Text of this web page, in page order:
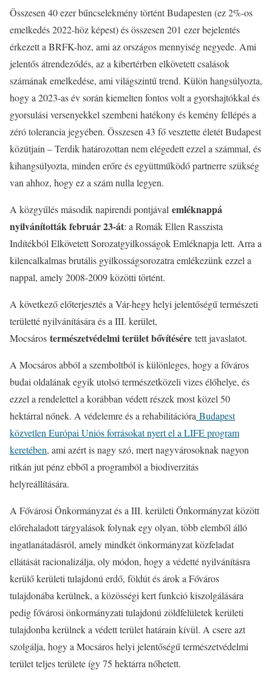
Összesen 40 ezer bűncselekmény történt Budapesten (ez 2%-os
emelkedés 2022-höz képest) és összesen 201 ezer bejelentés
érkezett a BRFK-hoz, ami az országos mennyiség negyede. Ami
jelentős átrendeződés, az a kibertérben elkövetett csalások
számának emelkedése, ami világszintű trend. Külön hangsúlyozta,
hogy a 2023-as év során kiemelten fontos volt a gyorshajtókkal és
gyorsulási versenyekkel szembeni hatékony és kemény fellépés a
zéró tolerancia jegyében. Összesen 43 fő vesztette életét Budapest
közútjain – Terdik határozottan nem elégedett ezzel a számmal, és
kihangsúlyozta, minden erőre és együttműködő partnerre szükség
van ahhoz, hogy ez a szám nulla legyen.
A közgyűlés második napirendi pontjával emléknappá
nyilvánították február 23-át: a Romák Ellen Rasszista
Indítékból Elkövetett Sorozatgyilkosságok Emléknapja lett. Arra a
kilencalkalmas brutális gyilkosságsorozatra emlékezünk ezzel a
nappal, amely 2008-2009 közötti történt.
A következő előterjesztés a Vár-hegy helyi jelentőségű természeti
területté nyilvánítására és a III. kerület,
Mocsáros természetvédelmi terület bővítésére tett javaslatot.
A Mocsáros abból a szemboltból is különleges, hogy a főváros
budai oldalának egyik utolsó természetközeli vizes élőhelye, és
ezzel a rendelettel a korábban védett részek most közel 50
hektárral nőnek. A védelemre és a rehabilitációra Budapest
közvetlen Európai Uniós forrásokat nyert el a LIFE program
keretében, ami azért is nagy szó, mert nagyvárosoknak nagyon
ritkán jut pénz ebből a programból a biodiverzitás
helyreállítására.
A Fővárosi Önkormányzat és a III. kerületi Önkormányzat között
előrehaladott tárgyalások folynak egy olyan, több elemből álló
ingatlanátadásról, amely mindkét önkormányzat közfeladat
ellátását racionalizálja, oly módon, hogy a védetté nyilvánításra
kerülő kerületi tulajdonú erdő, földút és árok a Főváros
tulajdonába kerülnek, a közösségi kert funkció kiszolgálására
pedig fővárosi önkormányzati tulajdonú zöldfelületek kerületi
tulajdonba kerülnek a védett terület határain kívül. A csere azt
szolgálja, hogy a Mocsáros helyi jelentőségű természetvédelmi
terület teljes területe így 75 hektárra nőhetett.